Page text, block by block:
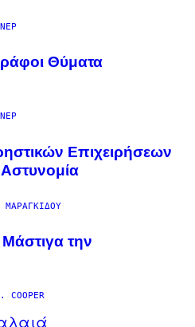
Θύματα
Eπιχειρήσεων
ΜΑΡΑΓΚΊΔΟΥ
την
COOPER